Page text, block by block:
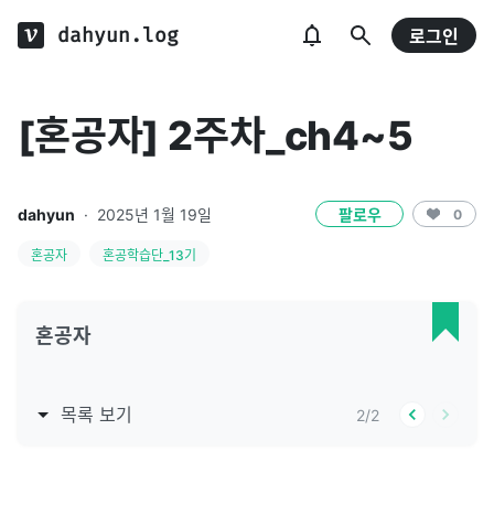
dahyun.log 로그인
[혼공자] 2주차_ch4~5
dahyun · 2025년 1월 19일 팔로우 0
혼공자 혼공학습단_13기
혼공자
목록 보기 2/2